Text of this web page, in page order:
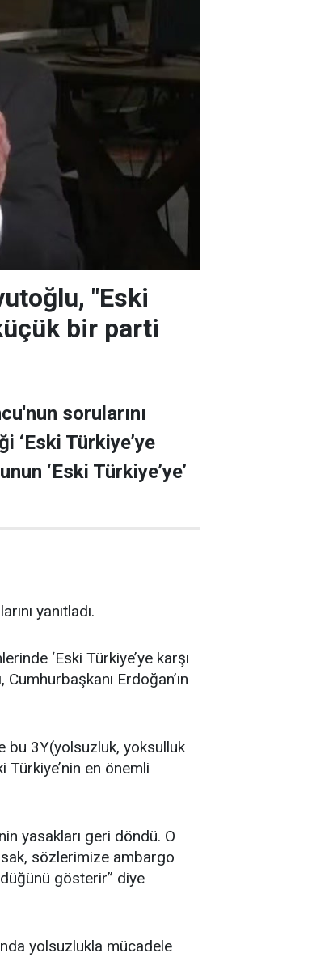
"Eski
bir parti
sorularını
‘Eski Türkiye’ye
‘Eski Türkiye’ye’
yanıtladı.
‘Eski Türkiye’ye karşı
Erdoğan’ın
bu 3Y(yolsuzluk, yoksulluk
en önemli
yasakları geri döndü. O
sözlerimize ambargo
gösterir” diye
yolsuzlukla mücadele